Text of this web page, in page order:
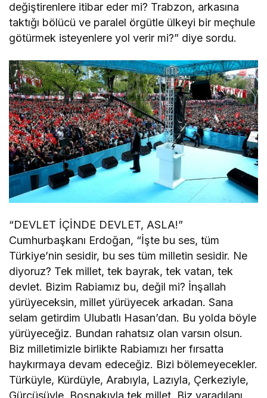
değiştirenlere itibar eder mi? Trabzon, arkasına
taktığı bölücü ve paralel örgütle ülkeyi bir meçhule
götürmek isteyenlere yol verir mi?” diye sordu.
“DEVLET İÇİNDE DEVLET, ASLA!”
Cumhurbaşkanı Erdoğan, “İşte bu ses, tüm
Türkiye’nin sesidir, bu ses tüm milletin sesidir. Ne
diyoruz? Tek millet, tek bayrak, tek vatan, tek
devlet. Bizim Rabiamız bu, değil mi? İnşallah
yürüyeceksin, millet yürüyecek arkadan. Sana
selam getirdim Ulubatlı Hasan’dan. Bu yolda böyle
yürüyeceğiz. Bundan rahatsız olan varsın olsun.
Biz milletimizle birlikte Rabiamızı her fırsatta
haykırmaya devam edeceğiz. Bizi bölemeyecekler.
Türküyle, Kürdüyle, Arabıyla, Lazıyla, Çerkeziyle,
Gürcüsüyle, Boşnakıyla tek millet. Biz yaradılanı